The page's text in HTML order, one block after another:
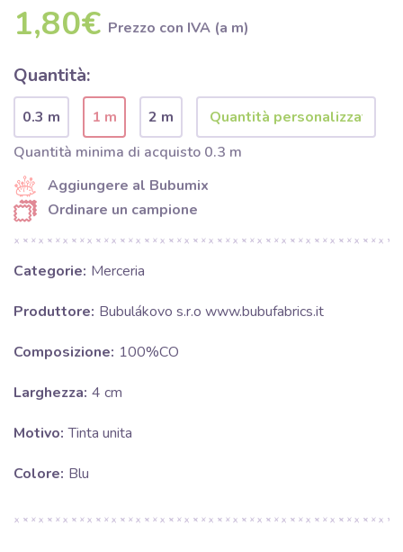
1,80€ Prezzo con IVA (a m)
Quantità:
0.3 m 1 m
2 m
Quantità minima di acquisto 0.3 m
Aggiungere al Bubumix
Ordinare un campione
Categorie: Merceria
Produttore: Bubulákovo s.r.o www.bubufabrics.it
Composizione: 100%CO
Larghezza: 4 cm
Motivo: Tinta unita
Colore: Blu